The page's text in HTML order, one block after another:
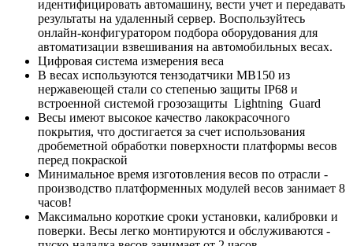
идентифицировать автомашину, вести учет и передавать
результаты на удаленный сервер. Воспользуйтесь
онлайн-конфигуратором подбора оборудования для
автоматизации взвешивания на автомобильных весах.
Цифровая система измерения веса
В весах используются тензодатчики МВ150 из
нержавеющей стали со степенью защиты IP68 и
встроенной системой грозозащиты Lightning Guard
Весы имеют высокое качество лакокрасочного
покрытия, что достигается за счет использования
дробеметной обработки поверхности платформы весов
перед покраской
Минимальное время изготовления весов по отрасли -
производство платформенных модулей весов занимает 8
часов!
Максимально короткие сроки установки, калибровки и
поверки. Весы легко монтируются и обслуживаются -